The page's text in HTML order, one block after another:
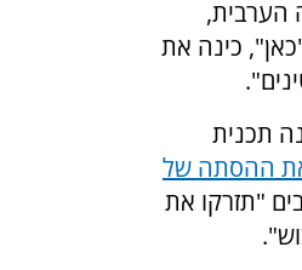
הערבית,
כינה את
תכנית
ההסתה של
"תזרקו את